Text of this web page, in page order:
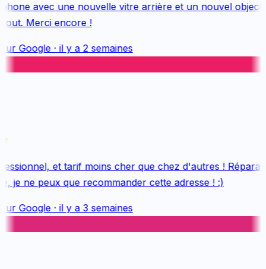
avec une nouvelle vitre arrière et un nouvel objectif,
Merci encore !
Google· il y a 2 semaines
et tarif moins cher que chez d'autres !
je ne peux que recommander cette adresse ! :)
Google· il y a 3 semaines